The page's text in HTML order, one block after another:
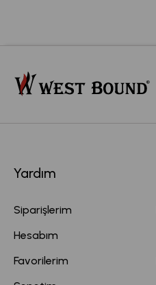
Yardım
Siparişlerim
Hesabım
Favorilerim